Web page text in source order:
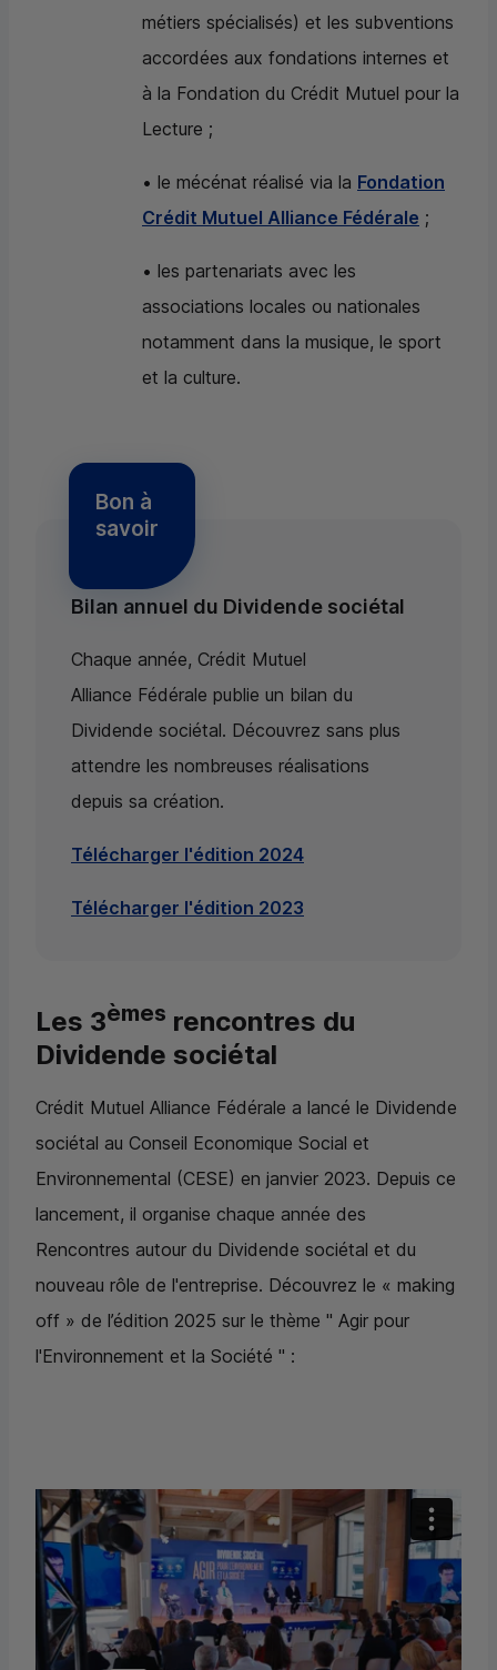
métiers spécialisés) et les subventions
accordées aux fondations internes et
à la Fondation du Crédit Mutuel pour la
Lecture ;
• le mécénat réalisé via la Fondation
Crédit Mutuel Alliance Fédérale ;
• les partenariats avec les
associations locales ou nationales
notamment dans la musique, le sport
et la culture.
Bon à
savoir
Bilan annuel du Dividende sociétal
Chaque année, Crédit Mutuel
Alliance Fédérale publie un bilan du
Dividende sociétal. Découvrez sans plus
attendre les nombreuses réalisations
depuis sa création.
Télécharger l'édition 2024
Télécharger l'édition 2023
Les 3èmes rencontres du
Dividende sociétal
Crédit Mutuel Alliance Fédérale a lancé le Dividende
sociétal au Conseil Economique Social et
Environnemental (CESE) en janvier 2023. Depuis ce
lancement, il organise chaque année des
Rencontres autour du Dividende sociétal et du
nouveau rôle de l'entreprise. Découvrez le « making
off » de l’édition 2025 sur le thème " Agir pour
l'Environnement et la Société " :